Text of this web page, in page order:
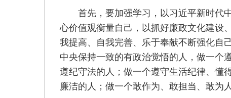
首先，要加强学习，以习近平新时代
心价值观衡量自己，以抓好廉政文化建设
我提高、自我完善、乐于奉献不断强化自
中央保持一致的有政治觉悟的人，做一个
遵纪守法的人；做一个遵守生活纪律、懂
廉洁的人；做一个敢作为、敢担当、敢为